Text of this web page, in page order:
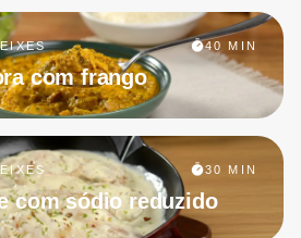
40 MIN
com frango
30 MIN
com sódio reduzido